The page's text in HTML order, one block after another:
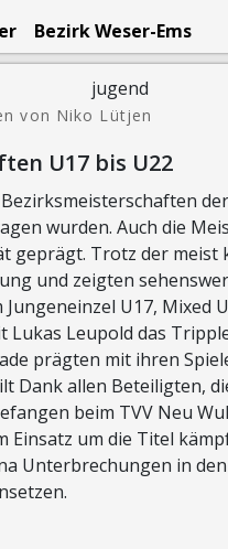
Bezirk Weser-Ems
von Niko Lütjen
U17 bis U22
wurden. Auch die
geprägt. Trotz der
und zeigten
U17, Mixed
Lukas Leupold das
prägten mit ihren
Dank allen Beteiligten,
beim TVV Neu
Einsatz um die Titel
Unterbrechungen in